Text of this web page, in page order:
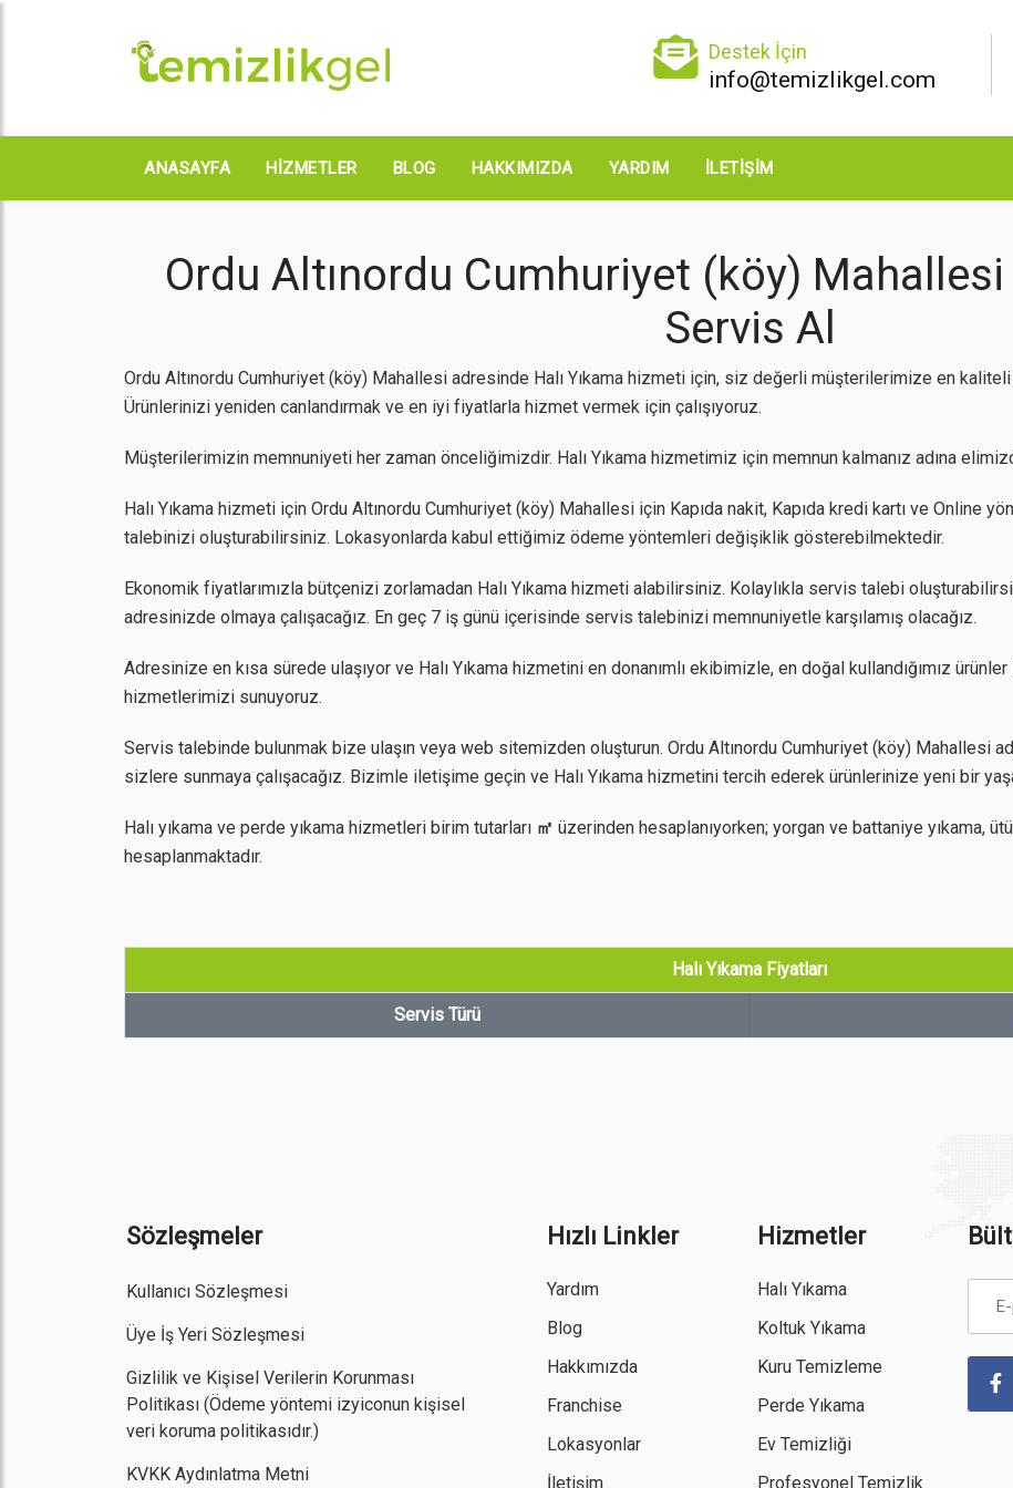
Destek İçin
info@temizlikgel.com
ANASAYFA HIZMETLER BLOG HAKKIMIZDA YARDIM İLETIŞIM
Ordu Altınordu Cumhuriyet (köy) Mahallesi
Servis Al
Ordu Altınordu Cumhuriyet (köy) Mahallesi adresinde Halı Yıkama hizmeti için, siz değerli müşterilerimize en
Ürünlerinizi yeniden canlandırmak ve en iyi fiyatlarla hizmet vermek için çalışıyoruz.
Müşterilerimizin memnuniyeti her zaman önceliğimizdir. Halı Yıkama hizmetimiz için memnun kalmanız adına
Halı Yıkama hizmeti için Ordu Altınordu Cumhuriyet (köy) Mahallesi için Kapıda nakit, Kapıda kredi kartı ve Online
talebinizi oluşturabilirsiniz. Lokasyonlarda kabul ettiğimiz ödeme yöntemleri değişiklik gösterebilmektedir.
Ekonomik fiyatlarımızla bütçenizi zorlamadan Halı Yıkama hizmeti alabilirsiniz. Kolaylıkla servis talebi
adresinizde olmaya çalışacağız. En geç 7 iş günü içerisinde servis talebinizi memnuniyetle karşılamış olacağız.
Adresinize en kısa sürede ulaşıyor ve Halı Yıkama hizmetini en donanımlı ekibimizle, en doğal kullandığımız
hizmetlerimizi sunuyoruz.
Servis talebinde bulunmak bize ulaşın veya web sitemizden oluşturun. Ordu Altınordu Cumhuriyet (köy) Mahallesi
sizlere sunmaya çalışacağız. Bizimle iletişime geçin ve Halı Yıkama hizmetini tercih ederek ürünlerinize yeni bir
Halı yıkama ve perde yıkama hizmetleri birim tutarları ㎡ üzerinden hesaplanıyorken; yorgan ve battaniye yıkama,
hesaplanmaktadır.
Halı Yıkama Fiyatları
Servis Türü
Sözleşmeler
Kullanıcı Sözleşmesi
Üye İş Yeri Sözleşmesi
Gizlilik ve Kişisel Verilerin Korunması
Politikası (Ödeme yöntemi izyiconun kişisel
veri koruma politikasıdır.)
KVKK Aydınlatma Metni
Hızlı Linkler
Yardım
Blog
Hakkımızda
Franchise
Lokasyonlar
İletişim
Hizmetler
Halı Yıkama
Koltuk Yıkama
Kuru Temizleme
Perde Yıkama
Ev Temizliği
Profesyonel Temizlik